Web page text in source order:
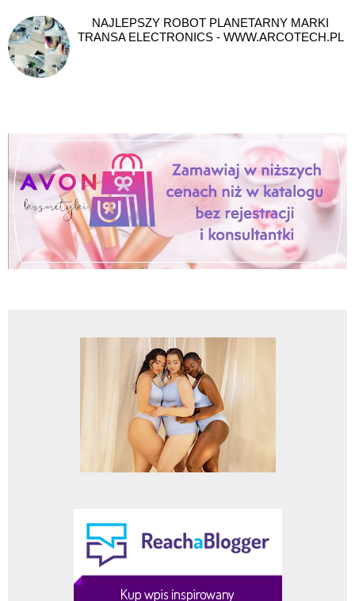
NAJLEPSZY ROBOT PLANETARNY MARKI
TRANSA ELECTRONICS - WWW.ARCOTECH.PL